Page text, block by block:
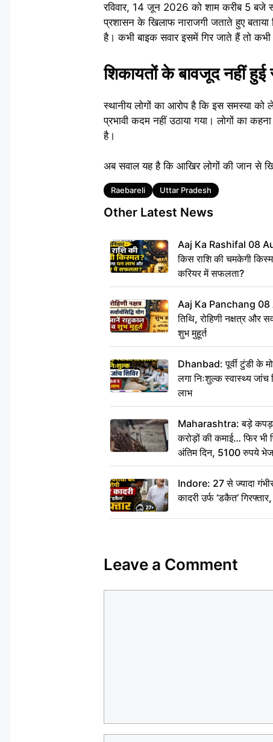
रविवार, 14 जून 2026 को शाम करीब 5 बजे
प्रशासन के खिलाफ नाराजगी जताते हुए
है। कभी बाइक सवार इसमें गिर जाते हैं तो
शिकायतों के बावजूद नहीं हुई
स्थानीय लोगों का आरोप है कि इस समस्या
प्रभावी कदम नहीं उठाया गया। लोगों का
है।
अब सवाल यह है कि आखिर लोगों की जान से
Tags
Raebareli Uttar Pradesh
Other Latest News
Aaj Ka Rashifal 08
किस राशि की चमकेगी
करियर में सफलता?
Aaj Ka Panchang
तिथि, रोहिणी नक्षत्र और
शुभ मुहूर्त
Dhanbad: पूर्वी टुंडी के
लगा निःशुल्क स्वास्थ्य जांच
लाभ
Maharashtra: बड़े कपड़ा
करोड़ों की कमाई… फिर भी
अंतिम दिन, 5100 रुपये
दीजिए हम नहीं आ पाएंगे
Indore: 27 से ज्यादा
कादरी उर्फ ‘डकैत’
Leave a Comment